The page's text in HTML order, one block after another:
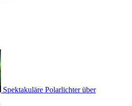
Spektakuläre Polarlichter über